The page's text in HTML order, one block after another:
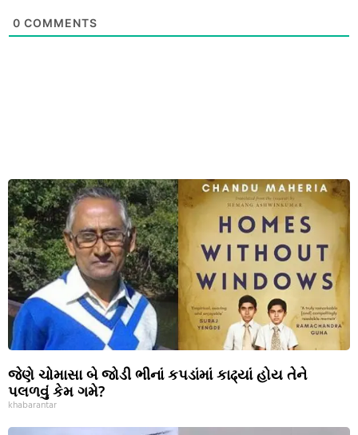
0 COMMENTS
જેણે ચોમાસા બે જોડી ભીનાં કપડાંમાં કાઢ્યાં હોય તેને
પલળવું કેમ ગમે?
khabarantar